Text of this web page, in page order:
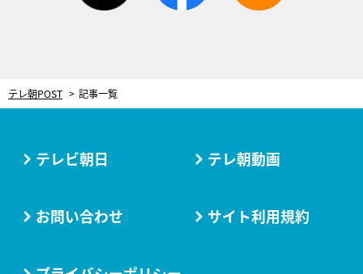
テレ朝POST 記事一覧
テレビ朝日 テレ朝動画
お問い合わせ サイト利用規約